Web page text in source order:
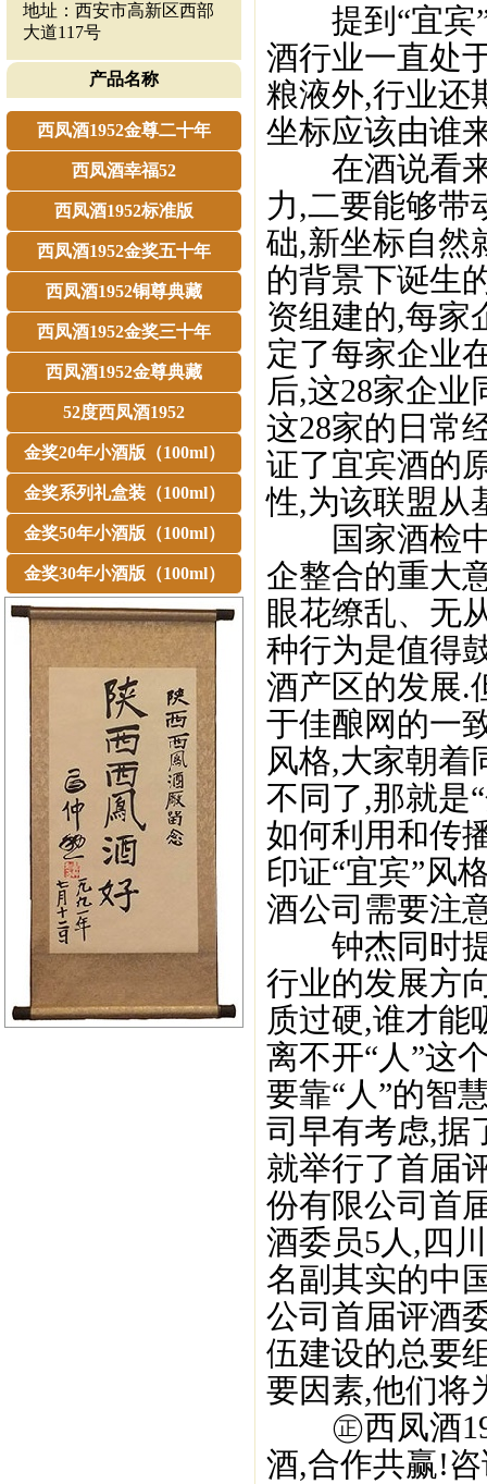
地址：西安市高新区西部
大道117号
产品名称
西凤酒1952金尊二十年
西凤酒幸福52
西凤酒1952标准版
西凤酒1952金奖五十年
西凤酒1952铜尊典藏
西凤酒1952金奖三十年
西凤酒1952金尊典藏
52度西凤酒1952
金奖20年小酒版（100ml）
金奖系列礼盒装（100ml）
金奖50年小酒版（100ml）
金奖30年小酒版（100ml）
提到“宜宾”
酒行业一直处
粮液外,行业还
坐标应该由谁
在酒说看来,
力,二要能够带
础,新坐标自然
的背景下诞生
资组建的,每家
定了每家企业
后,这28家企
这28家的日常
证了宜宾酒的
性,为该联盟从
国家酒检中
企整合的重大
眼花缭乱、无
种行为是值得
酒产区的发展.
于佳酿网的一
风格,大家朝着
不同了,那就是
如何利用和传
印证“宜宾”风
酒公司需要注
钟杰同时提
行业的发展方
质过硬,谁才能
离不开“人”这
要靠“人”的智
司早有考虑,据
就举行了首届
份有限公司首
酒委员5人,四
名副其实的中
公司首届评酒
伍建设的总要
要因素,他们将
㊣西凤酒
酒,合作共赢!咨